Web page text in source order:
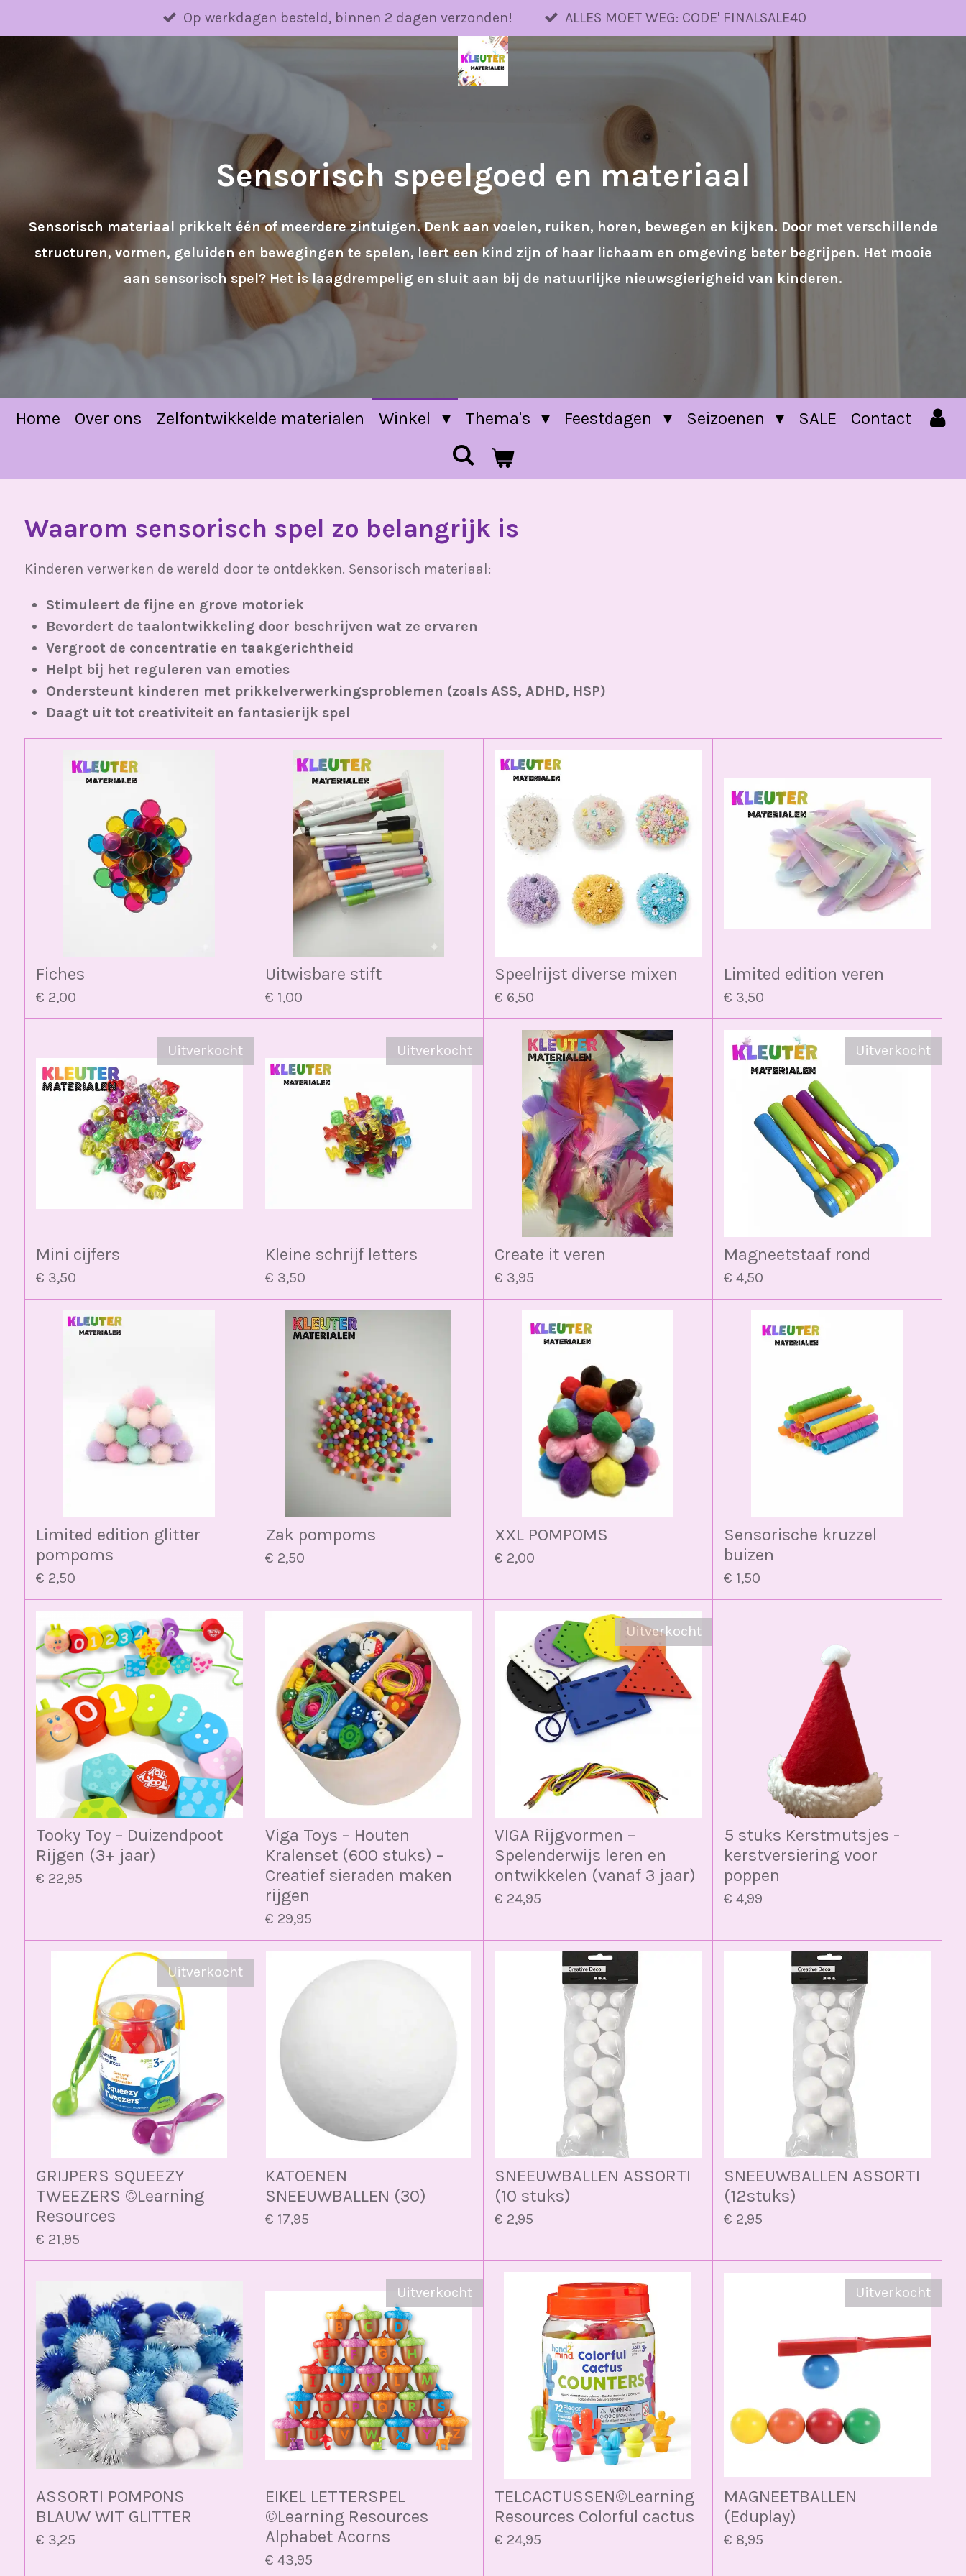
direct
Op werkdagen besteld, binnen 2 dagen verzonden! ALLES MOET WEG: CODE' FINALSALE40
Sensorisch speelgoed en materiaal
Sensorisch materiaal prikkelt één of meerdere zintuigen. Denk aanvoelen, ruiken, horen, bewegen en kijken. Door met verschillende
structuren, vormen, geluiden en bewegingen te spelen, leert een kind zijn of haar lichaam en omgeving beter begrijpen. Het mooie
aan sensorisch spel? Het is laagdrempelig en sluit aan bij de natuurlijke nieuwsgierigheid van kinderen.
Home Over ons Zelfontwikkelde materialen Winkel Thema's Feestdagen Seizoenen SALE Contact
Waarom sensorisch spel zo belangrijk is
Kinderen verwerken de wereld door te ontdekken. Sensorisch materiaal:
Stimuleert de fijne en grove motoriek
Bevordert de taalontwikkeling door beschrijven wat ze ervaren
Vergroot de concentratie en taakgerichtheid
Helpt bij het reguleren van emoties
Ondersteunt kinderen met prikkelverwerkingsproblemen (zoals ASS, ADHD, HSP)
Daagt uit tot creativiteit en fantasierijk spel
Fiches
€ 2,00
Uitwisbare stift
€ 1,00
Speelrijst diverse mixen
€ 6,50
Limited edition veren
€ 3,50
Uitverkocht
Mini cijfers
€ 3,50
Uitverkocht
Kleine schrijf letters
€ 3,50
Create it veren
€ 3,95
Uitverkocht
Magneetstaaf rond
€ 4,50
Limited edition glitter
pompoms
€ 2,50
Zak pompoms
€ 2,50
XXL POMPOMS
€ 2,00
Sensorische kruzzel
buizen
€ 1,50
Tooky Toy – Duizendpoot
Rijgen (3+ jaar)
€ 22,95
Viga Toys – Houten
Kralenset (600 stuks) –
Creatief sieraden maken
rijgen
€ 29,95
Uitverkocht
VIGA Rijgvormen –
Spelenderwijs leren en
ontwikkelen (vanaf 3 jaar)
€ 24,95
5 stuks Kerstmutsjes -
kerstversiering voor
poppen
€ 4,99
Uitverkocht
GRIJPERS SQUEEZY
TWEEZERS ©️Learning
Resources
€ 21,95
KATOENEN
SNEEUWBALLEN (30)
€ 17,95
SNEEUWBALLEN ASSORTI
(10 stuks)
€ 2,95
SNEEUWBALLEN ASSORTI
(12stuks)
€ 2,95
ASSORTI POMPONS
BLAUW WIT GLITTER
€ 3,25
Uitverkocht
EIKEL LETTERSPEL
©️Learning Resources
Alphabet Acorns
€ 43,95
TELCACTUSSEN©️Learning
Resources Colorful cactus
€ 24,95
Uitverkocht
MAGNEETBALLEN
(Eduplay)
€ 8,95